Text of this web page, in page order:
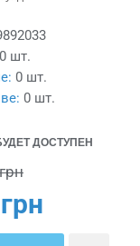
0 шт.
0 шт.
0 шт.
ДОСТУПЕН